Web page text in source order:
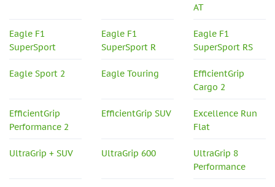
AT
Eagle F1
SuperSport
Eagle F1
SuperSport R
Eagle F1
SuperSport RS
Eagle Sport 2 Eagle Touring
EfficientGrip
Cargo 2
EfficientGrip
Performance 2
EfficientGrip SUV
Excellence Run
Flat
UltraGrip + SUV UltraGrip 600
UltraGrip 8
Performance